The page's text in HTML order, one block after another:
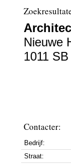
Nieuwe
1011
Contacter:
Bedrijf:
Straat: